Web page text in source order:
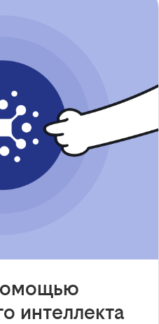
интеллекта